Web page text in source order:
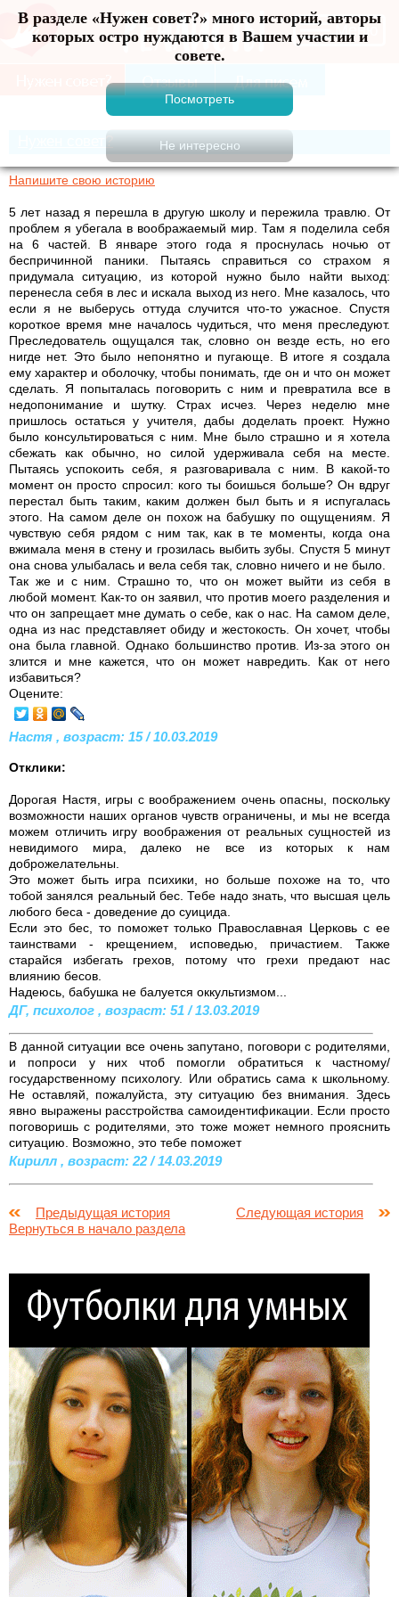
В разделе «Нужен совет?» много историй, авторы
которых остро нуждаются в Вашем участии и
совете.
Меню
Нужен совет?
Напишите свою историю
5 лет назад я перешла в другую школу и пережила травлю. От
проблем я убегала в воображаемый мир. Там я поделила себя
на 6 частей. В январе этого года я проснулась ночью от
беспричинной паники. Пытаясь справиться со страхом я
придумала ситуацию, из которой нужно было найти выход:
перенесла себя в лес и искала выход из него. Мне казалось, что
если я не выберусь оттуда случится что-то ужасное. Спустя
короткое время мне началось чудиться, что меня преследуют.
Преследователь ощущался так, словно он везде есть, но его
нигде нет. Это было непонятно и пугающе. В итоге я создала
ему характер и оболочку, чтобы понимать, где он и что он может
сделать. Я попыталась поговорить с ним и превратила все в
недопонимание и шутку. Страх исчез. Через неделю мне
пришлось остаться у учителя, дабы доделать проект. Нужно
было консультироваться с ним. Мне было страшно и я хотела
сбежать как обычно, но силой удерживала себя на месте.
Пытаясь успокоить себя, я разговаривала с ним. В какой-то
момент он просто спросил: кого ты боишься больше? Он вдруг
перестал быть таким, каким должен был быть и я испугалась
этого. На самом деле он похож на бабушку по ощущениям. Я
чувствую себя рядом с ним так, как в те моменты, когда она
вжимала меня в стену и грозилась выбить зубы. Спустя 5 минут
она снова улыбалась и вела себя так, словно ничего и не было.
Так же и с ним. Страшно то, что он может выйти из себя в
любой момент. Как-то он заявил, что против моего разделения и
что он запрещает мне думать о себе, как о нас. На самом деле,
одна из нас представляет обиду и жестокость. Он хочет, чтобы
она была главной. Однако большинство против. Из-за этого он
злится и мне кажется, что он может навредить. Как от него
избавиться?
Оцените:
Настя , возраст: 15 / 10.03.2019
Отклики:
Дорогая Настя, игры с воображением очень опасны, поскольку
возможности наших органов чувств ограничены, и мы не всегда
можем отличить игру воображения от реальных сущностей из
невидимого мира, далеко не все из которых к нам
доброжелательны.
Это может быть игра психики, но больше похоже на то, что
тобой занялся реальный бес. Тебе надо знать, что высшая цель
любого беса - доведение до суицида.
Если это бес, то поможет только Православная Церковь с ее
таинствами - крещением, исповедью, причастием. Также
старайся избегать грехов, потому что грехи предают нас
влиянию бесов.
Надеюсь, бабушка не балуется оккультизмом...
ДГ, психолог , возраст: 51 / 13.03.2019
В данной ситуации все очень запутано, поговори с родителями,
и попроси у них чтоб помогли обратиться к частному/
государственному психологу. Или обратись сама к школьному.
Не оставляй, пожалуйста, эту ситуацию без внимания. Здесь
явно выражены расстройства самоидентификации. Если просто
поговоришь с родителями, это тоже может немного прояснить
ситуацию. Возможно, это тебе поможет
Кирилл , возраст: 22 / 14.03.2019
Предыдущая история
Следующая история
Вернуться в начало раздела